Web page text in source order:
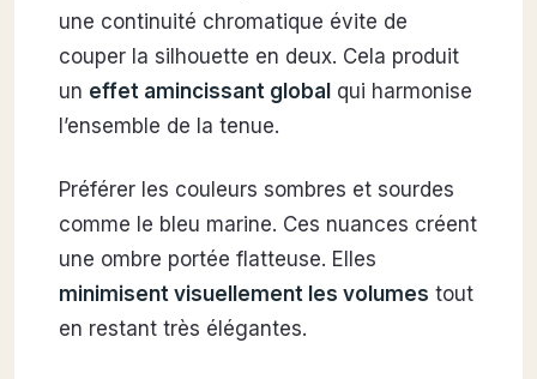
une continuité chromatique évite de
couper la silhouette en deux. Cela produit
un effet amincissant globalqui harmonise
l’ensemble de la tenue.
Préférer les couleurs sombres et sourdes
comme le bleu marine. Ces nuances créent
une ombre portée flatteuse. Elles
minimisent visuellement les volumes tout
en restant très élégantes.